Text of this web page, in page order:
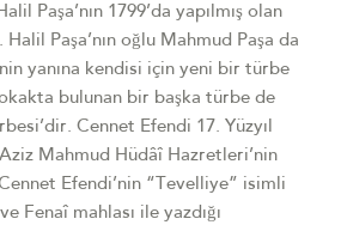
Paşa’nın 1799’da yapılmış olan
Paşa’nın oğlu Mahmud Paşa da
yanına kendisi için yeni bir türbe
bulunan bir başka türbe de
Cennet Efendi 17. Yüzyıl
Mahmud Hüdâî Hazretleri’nin
Efendi’nin “Tevelliye” isimli
Fenaî mahlası ile yazdığı